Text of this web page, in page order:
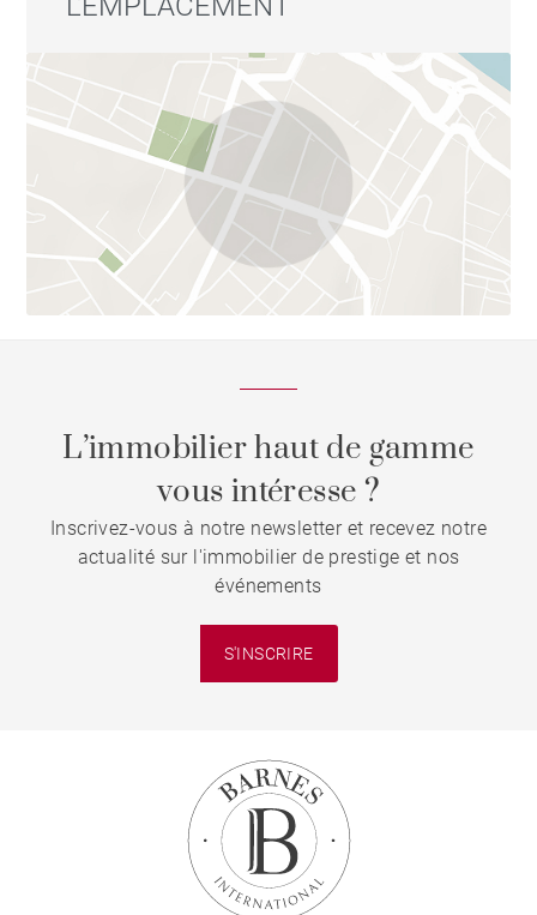
L’immobilier haut de gamme
vous intéresse ?
Inscrivez-vous à notre newsletter et recevez notre
actualité sur l'immobilier de prestige et nos
événements
S'INSCRIRE